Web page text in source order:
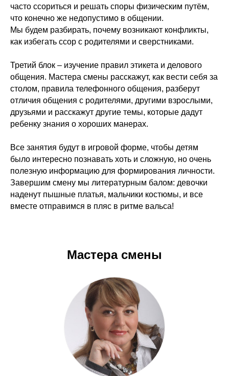
часто ссориться и решать споры физическим путём,
что конечно же недопустимо в общении.
Мы будем разбирать, почему возникают конфликты,
как избегать ссор с родителями и сверстниками.
Третий блок – изучение правил этикета и делового
общения. Мастера смены расскажут, как вести себя за
столом, правила телефонного общения, разберут
отличия общения с родителями, другими взрослыми,
друзьями и расскажут другие темы, которые дадут
ребенку знания о хороших манерах.
Все занятия будут в игровой форме, чтобы детям
было интересно познавать хоть и сложную, но очень
полезную информацию для формирования личности.
Завершим смену мы литературным балом: девочки
наденут пышные платья, мальчики костюмы, и все
вместе отправимся в пляс в ритме вальса!
Мастера смены